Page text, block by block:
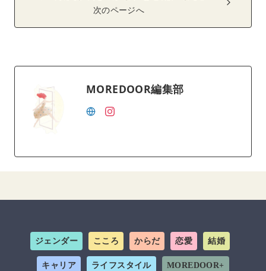
次のページへ
MOREDOOR編集部
ジェンダー こころ からだ 恋愛 結婚
キャリア ライフスタイル MOREDOOR+